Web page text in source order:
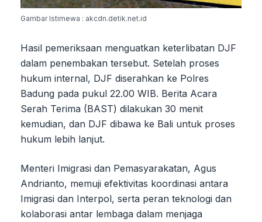
Gambar Istimewa : akcdn.detik.net.id
Hasil pemeriksaan menguatkan keterlibatan DJF
dalam penembakan tersebut. Setelah proses
hukum internal, DJF diserahkan ke Polres
Badung pada pukul 22.00 WIB. Berita Acara
Serah Terima (BAST) dilakukan 30 menit
kemudian, dan DJF dibawa ke Bali untuk proses
hukum lebih lanjut.
Menteri Imigrasi dan Pemasyarakatan, Agus
Andrianto, memuji efektivitas koordinasi antara
Imigrasi dan Interpol, serta peran teknologi dan
kolaborasi antar lembaga dalam menjaga